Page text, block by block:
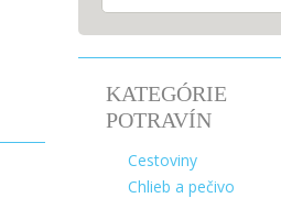
KATEGÓRIE
POTRAVÍN
Cestoviny
Chlieb a pečivo